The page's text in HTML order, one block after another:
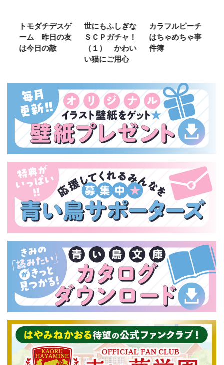
トモダチデスゲ
ーム 昨日の友
は今日の敵
世にもふしぎな
ＳＣＰガチャ！
（１） かわい
い猫にご用心
カラフルピーチ
はちゃめちゃ事
件簿